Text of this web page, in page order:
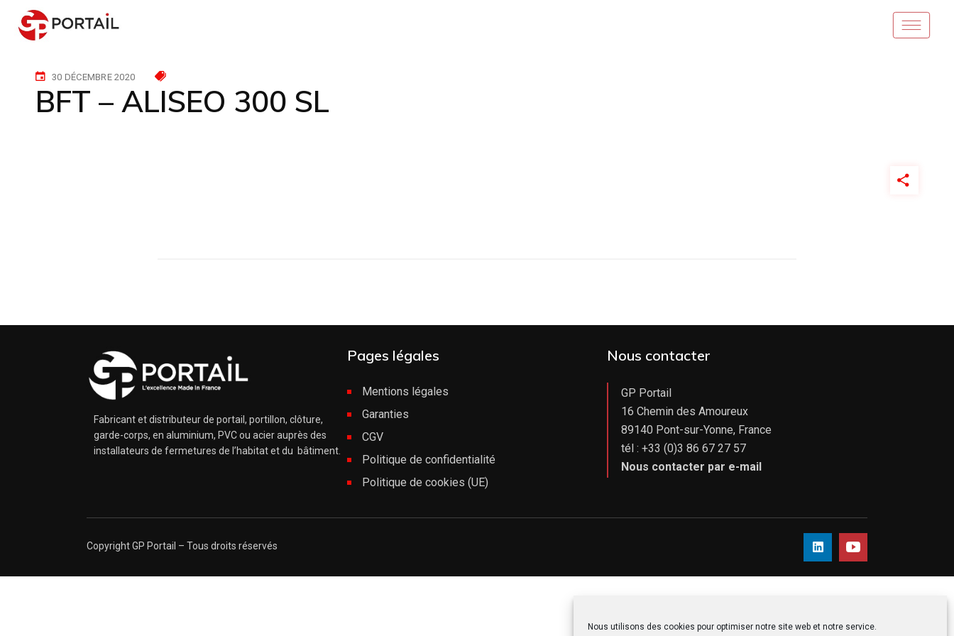
Nous utilisons des cookies pour optimiser notre site web et notre service.
30 DÉCEMBRE 2020
BFT – ALISEO 300 SL
Fabricant et distributeur de portail, portillon, clôture,
garde-corps, en aluminium, PVC ou acier auprès des
installateurs de fermetures de l’habitat et du bâtiment.
Pages légales
Mentions légales
Garanties
CGV
Politique de confidentialité
Politique de cookies (UE)
Nous contacter
GP Portail
16 Chemin des Amoureux
89140 Pont-sur-Yonne, France
tél : +33 (0)3 86 67 27 57
Nous contacter par e-mail
Copyright GP Portail – Tous droits réservés